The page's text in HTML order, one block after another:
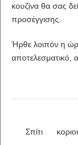
κουζίνα θα σας
προσέγγισης.
Ήρθε λοιπόν η
αποτελεσματικό,
Σπίτι